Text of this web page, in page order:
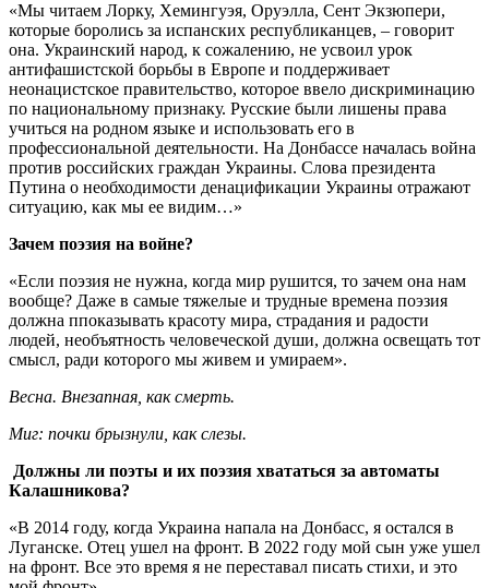
«Мы читаем Лорку, Хемингуэя, Оруэлла, Сент Экзюпери,
которые боролись за испанских республиканцев, – говорит
она. Украинский народ, к сожалению, не усвоил урок
антифашистской борьбы в Европе и поддерживает
неонацистское правительство, которое ввело дискриминацию
по национальному признаку. Русские были лишены права
учиться на родном языке и использовать его в
профессиональной деятельности. На Донбассе началась война
против российских граждан Украины. Слова президента
Путина о необходимости денацификации Украины отражают
ситуацию, как мы ее видим…»
Зачем поэзия на войне?
«Если поэзия не нужна, когда мир рушится, то зачем она нам
вообще? Даже в самые тяжелые и трудные времена поэзия
должна ппоказывать красоту мира, страдания и радости
людей, необъятность человеческой души, должна освещать тот
смысл, ради которого мы живем и умираем».
Весна. Внезапная, как смерть.
Миг: почки брызнули, как слезы.
Должны ли поэты и их поэзия хвататься за автоматы
Калашникова?
«В 2014 году, когда Украина напала на Донбасс, я остался в
Луганске. Отец ушел на фронт. В 2022 году мой сын уже ушел
на фронт. Все это время я не переставал писать стихи, и это